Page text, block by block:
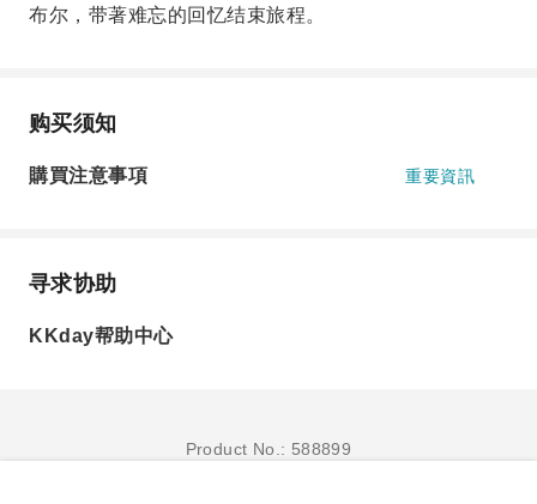
布尔，带著难忘的回忆结束旅程。
购买须知
購買注意事項 重要資訊
寻求协助
KKday帮助中心
Product No.: 588899